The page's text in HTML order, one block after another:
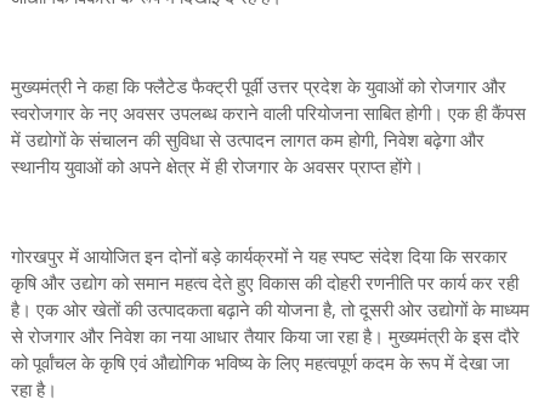
मुख्यमंत्री ने कहा कि फ्लैटेड फैक्ट्री पूर्वी उत्तर प्रदेश के युवाओं को रोजगार और
स्वरोजगार के नए अवसर उपलब्ध कराने वाली परियोजना साबित होगी। एक ही कैंपस
में उद्योगों के संचालन की सुविधा से उत्पादन लागत कम होगी, निवेश बढ़ेगा और
स्थानीय युवाओं को अपने क्षेत्र में ही रोजगार के अवसर प्राप्त होंगे।
गोरखपुर में आयोजित इन दोनों बड़े कार्यक्रमों ने यह स्पष्ट संदेश दिया कि सरकार
कृषि और उद्योग को समान महत्व देते हुए विकास की दोहरी रणनीति पर कार्य कर रही
है। एक ओर खेतों की उत्पादकता बढ़ाने की योजना है, तो दूसरी ओर उद्योगों के माध्यम
से रोजगार और निवेश का नया आधार तैयार किया जा रहा है। मुख्यमंत्री के इस दौरे
को पूर्वांचल के कृषि एवं औद्योगिक भविष्य के लिए महत्वपूर्ण कदम के रूप में देखा जा
रहा है।